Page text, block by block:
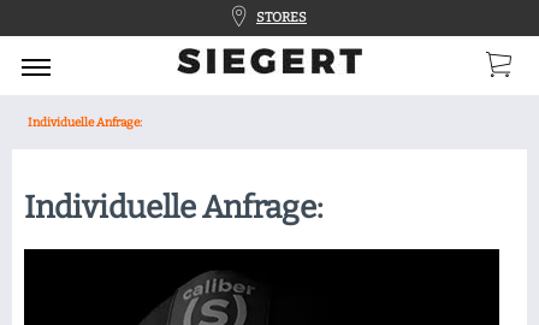
STORES
Individuelle Anfrage:
Individuelle Anfrage: